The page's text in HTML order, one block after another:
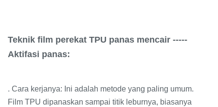
Teknik film perekat TPU panas mencair -----
Aktifasi panas:
. Cara kerjanya: Ini adalah metode yang paling umum.
Film TPU dipanaskan sampai titik leburnya, biasanya